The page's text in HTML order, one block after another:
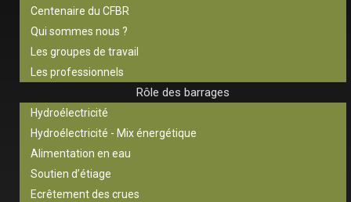
Centenaire du CFBR
Qui sommes nous ?
Les groupes de travail
Les professionnels
Rôle des barrages
Hydroélectricité
Hydroélectricité - Mix énergétique
Alimentation en eau
Soutien d’étiage
Ecrêtement des crues